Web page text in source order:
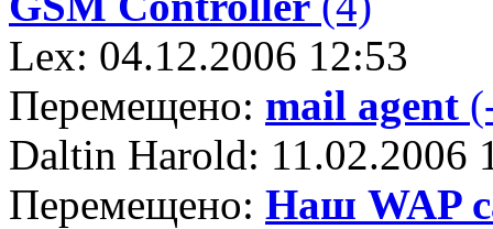
Lex: 04.12.2006 12:53
Перемещено: mail agent
Daltin Harold: 11.02.2006
Перемещено: Наш WAP